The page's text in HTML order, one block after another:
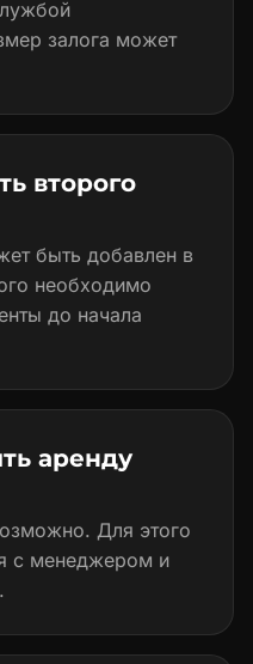
залога может
второго
быть добавлен в
необходимо
до начала
аренду
Для этого
с менеджером и